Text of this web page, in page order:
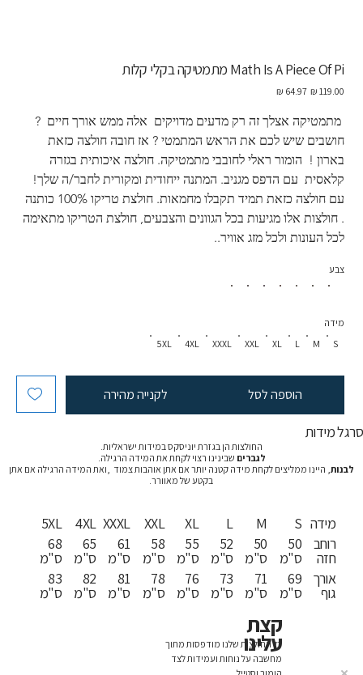
Math Is A Piece Of Pi מתמטיקה בקלי קלות
מחיר
מחיר
‏64.97 ‏₪
מתמטיקה אצלך זה רק מדעים מדויקים  אלה ממש אורך חיים  ?
חושבים שיש לכם את הראש המתמטי ? אז חובה חולצה כזאת
בארון !  הומור ראלי לחובבי מתמטיקה. חולצה איכותית בגזרה
קלאסית  עם הדפס מגניב. המתנה ייחודית ומקורית לחבר/ה שלך!
עם חולצה כזאת תמיד תקבלו מחמאות. חולצת טריקו 100% כותנה
. חולצות אלו מגיעות בכל הגוונים והצבעים, חולצת הטריקו מתאימה
לכל העונות ולכל מזג אוויר..
צבע
S
M
L
XL
XXL
XXXL
4XL
5XL
מידה
הוספה לסל לקנייה מהירה
סרגל מידות
החולצות הן בגזרת יוניסקס במידות ישראליות.
לגברים שבינינו רצוי לקחת את המידה הרגילה.
לבנות, היינו ממליצים לקחת מידה קטנה יותר אם אתן אוהבות צמוד ,ואת המידה הרגילה אם אתן
בקטע של מאוורר.
5XL
68
ס"מ
83
ס"מ
4XL
65
ס"מ
82
ס"מ
XXXL
61
ס"מ
81
ס"מ
XXL
58
ס"מ
78
ס"מ
XL
55
ס"מ
76
ס"מ
L
52
ס"מ
73
ס"מ
M
50
ס"מ
71
ס"מ
S
50
ס"מ
69
ס"מ
מידה
רוחב
חזה
אורך
גוף
כל החולצות שלנו מודפסות מתוך
מחשבה על נוחות ועמידות לצד
הומור וסטייל
קצת
עלינו